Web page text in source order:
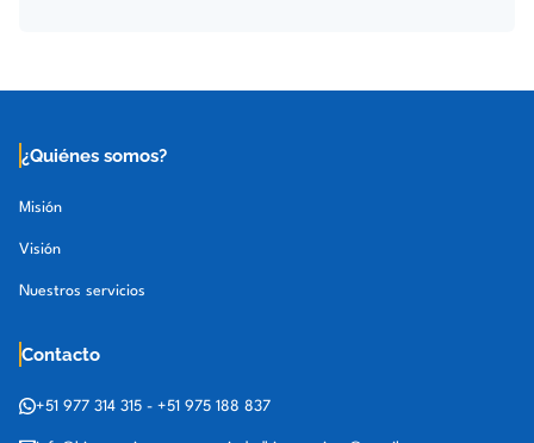
¿Quiénes somos?
Misión
Visión
Nuestros servicios
Contacto
+51 977 314 315 - +51 975 188 837